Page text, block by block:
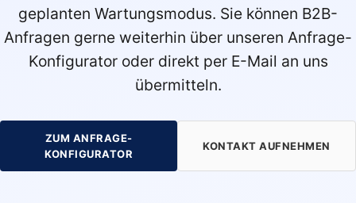
geplanten Wartungsmodus. Sie können B2B-
Anfragen gerne weiterhin über unseren Anfrage-
Konfigurator oder direkt per E-Mail an uns
übermitteln.
ZUM ANFRAGE-
KONFIGURATOR
KONTAKT AUFNEHMEN